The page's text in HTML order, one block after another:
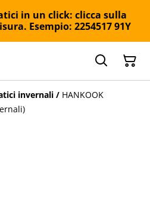
in un click: clicca sulla
Esempio: 2254517 91Y
invernali / HANKOOK